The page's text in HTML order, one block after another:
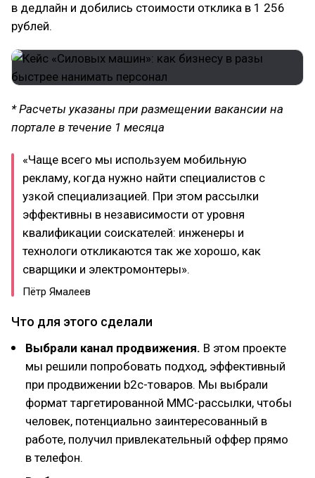
в дедлайн и добились стоимости отклика в 1 256
рублей.
* Расчеты указаны при размещении вакансии на
портале в течение 1 месяца
«Чаще всего мы используем мобильную
рекламу, когда нужно найти специалистов с
узкой специализацией. При этом рассылки
эффективны в независимости от уровня
квалификации соискателей: инженеры и
технологи откликаются так же хорошо, как
сварщики и электромонтеры».
Пётр Ямалеев
Что для этого сделали
Выбрали канал продвижения. В этом проекте
мы решили попробовать подход, эффективный
при продвижении b2c-товаров. Мы выбрали
формат таргетированной ММС-рассылки, чтобы
человек, потенциально заинтересованный в
работе, получил привлекательный оффер прямо
в телефон.